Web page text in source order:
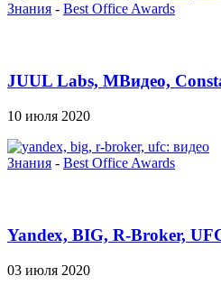
Знания - Best Office Awards
JUUL Labs, МВидео,
10 июля 2020
Знания - Best Office Awards
Yandex, BIG, R-Broker,
03 июля 2020